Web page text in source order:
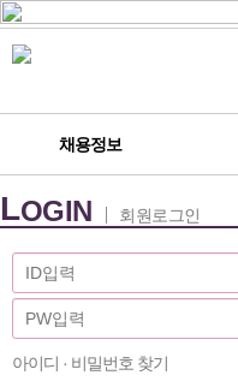
채용정보
LOGIN 회원로그인
아이디 · 비밀번호 찾기